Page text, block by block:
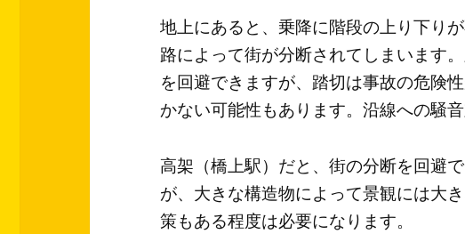
地上にあると、乗降に階段の上り下り
路によって街が分断されてしまいます
を回避できますが、踏切は事故の危険
かない可能性もあります。沿線への騒
高架（橋上駅）だと、街の分断を回避
が、大きな構造物によって景観には大
策もある程度は必要になります。